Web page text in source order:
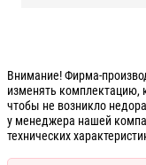
Внимание! Фирма-
изменять комплектацию,
чтобы не возникло
у менеджера нашей
технических